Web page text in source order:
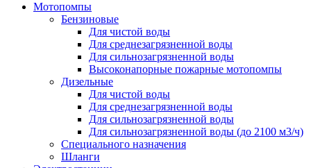
Мотопомпы
Бензиновые
Для чистой воды
Для среднезагрязненной воды
Для сильнозагрязненной воды
Высоконапорные пожарные мотопомпы
Дизельные
Для чистой воды
Для среднезагрязненной воды
Для сильнозагрязненной воды
Для сильнозагрязненной воды (до 2100 м3/ч)
Специального назначения
Шланги